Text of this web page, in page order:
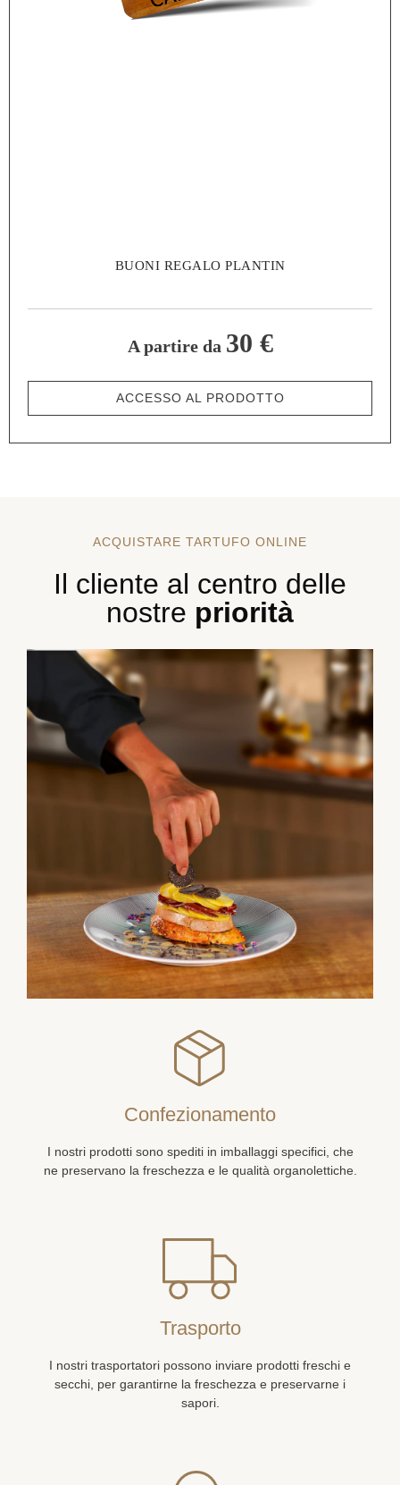
BUONI REGALO PLANTIN
A partire da 30 €
ACCESSO AL PRODOTTO
ACQUISTARE TARTUFO ONLINE
Il cliente al centro delle
nostre priorità
Confezionamento
I nostri prodotti sono spediti in imballaggi specifici, che
ne preservano la freschezza e le qualità organolettiche.
Trasporto
I nostri trasportatori possono inviare prodotti freschi e
secchi, per garantirne la freschezza e preservarne i
sapori.